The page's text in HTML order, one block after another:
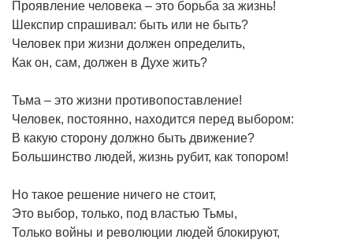
Проявление человека – это борьба за жизнь!
Шекспир спрашивал: быть или не быть?
Человек при жизни должен определить,
Как он, сам, должен в Духе жить?
Тьма – это жизни противопоставление!
Человек, постоянно, находится перед выбором:
В какую сторону должно быть движение?
Большинство людей, жизнь рубит, как топором!
Но такое решение ничего не стоит,
Это выбор, только, под властью Тьмы,
Только войны и революции людей блокируют,